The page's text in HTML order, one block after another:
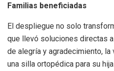
Familias beneficiadas
El despliegue no solo
que llevó soluciones directas
de alegría y agradecimiento,
una silla ortopédica para su